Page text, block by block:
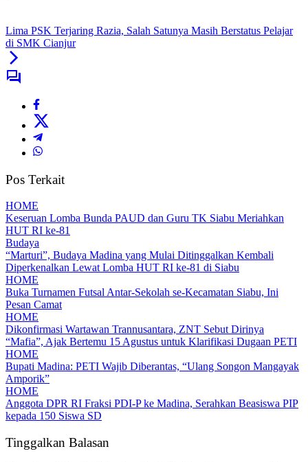
Lima PSK Terjaring Razia, Salah Satunya Masih Berstatus Pelajar
di SMK Cianjur
Pos Terkait
HOME
Keseruan Lomba Bunda PAUD dan Guru TK Siabu Meriahkan
HUT RI ke-81
Budaya
“Marturi”, Budaya Madina yang Mulai Ditinggalkan Kembali
Diperkenalkan Lewat Lomba HUT RI ke-81 di Siabu
HOME
Buka Turnamen Futsal Antar-Sekolah se-Kecamatan Siabu, Ini
Pesan Camat
HOME
Dikonfirmasi Wartawan Trannusantara, ZNT Sebut Dirinya
“Mafia”, Ajak Bertemu 15 Agustus untuk Klarifikasi Dugaan PETI
HOME
Bupati Madina: PETI Wajib Diberantas, “Ulang Songon Mangayak
Amporik”
HOME
Anggota DPR RI Fraksi PDI-P ke Madina, Serahkan Beasiswa PIP
kepada 150 Siswa SD
Tinggalkan Balasan